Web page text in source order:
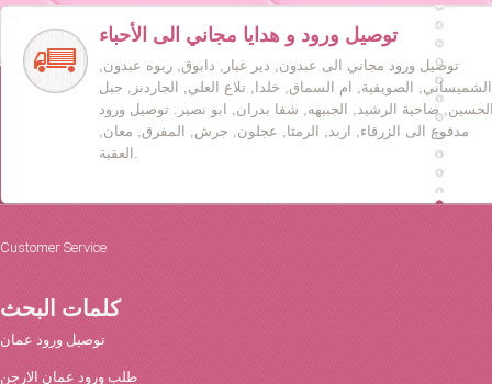
توصيل ورود و هدايا مجاني الى الأحباء
توصيل ورود مجاني الى عبدون, دير غبار, دابوق, ربوه عبدون,
الشميساني, الصويفية, ام السماق, خلدا, تلاع العلي, الجاردنز, جبل
ضاحية الرشيد, الجبيهه, شفا بدران, ابو نصير. توصيل ورود
مدفوع الى الزرقاء, اربد, الرمثا, عجلون, جرش, المفرق, معان,
العقبة.
Customer Service
كلمات البحث
توصيل ورود عمان
طلب ورود عمان الارجن